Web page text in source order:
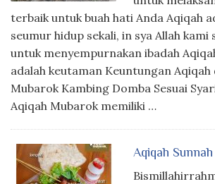
terbaik untuk buah hati Anda Aqiqah
seumur hidup sekali, in sya Allah kami
untuk menyempurnakan ibadah
adalah keutaman Keuntungan Aqiqah
Mubarok Kambing Domba Sesuai
Aqiqah Mubarok memiliki …
Aqiqah